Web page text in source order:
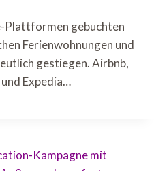
Plattformen gebuchten
Ferienwohnungen und
gestiegen. Airbnb,
Expedia…